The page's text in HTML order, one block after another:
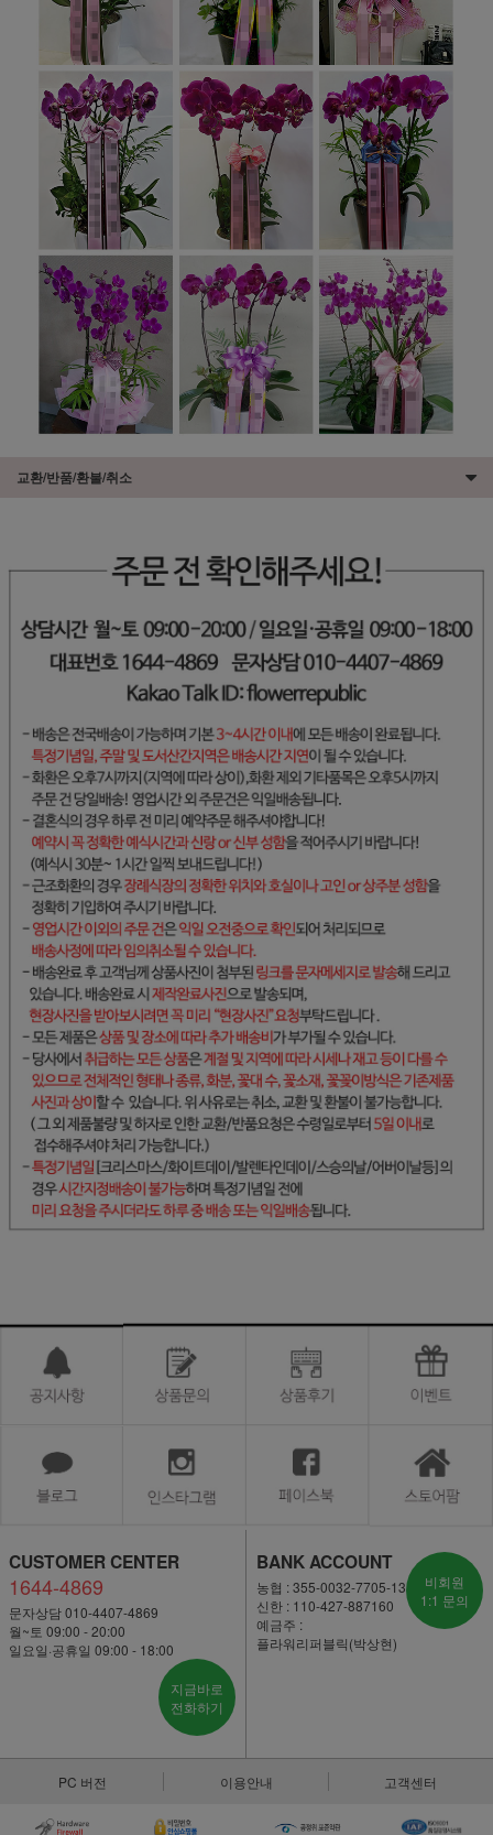
교환/반품/환불/취소
CUSTOMER CENTER
1644-4869
문자상담 010-4407-4869
월~토 09:00 - 20:00
일요일·공휴일 09:00 - 18:00
지금바로
전화하기
BANK ACCOUNT
농협 : 355-0032-7705-13
신한 : 110-427-887160
예금주 :
플라워리퍼블릭(박상현)
비회원
1:1 문의
PC 버전 이용안내 고객센터